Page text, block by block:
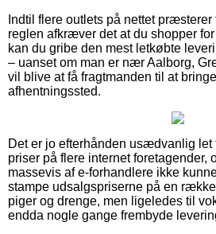
Indtil flere outlets på nettet
reglen afkræver det at du shopper
kan du gribe den mest letkøbte
– uanset om man er nær Aalborg,
vil blive at få fragtmanden til at
afhentningssted.
Det er jo efterhånden usædvanlig let
priser på flere internet foretagender,
massevis af e-forhandlere ikke
stampe udsalgspriserne på en række
piger og drenge, men ligeledes til
endda nogle gange frembyde